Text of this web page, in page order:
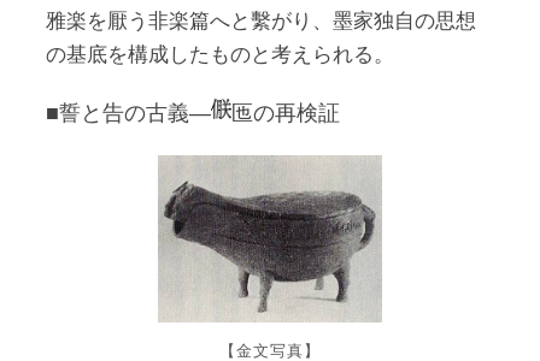
雅楽を厭う非楽篇へと繫がり、墨家独自の思想
の基底を構成したものと考えられる。
■誓と告の古義― 匜の再検証
【金文写真】